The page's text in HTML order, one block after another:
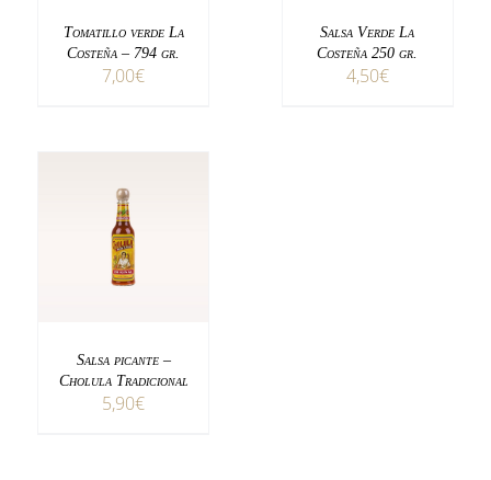
Tomatillo verde La
Costeña – 794 gr.
7,00€
Salsa Verde La
Costeña 250 gr.
4,50€
AÑADIR AL CARRITO
DETALLES
Salsa picante –
Cholula Tradicional
5,90€